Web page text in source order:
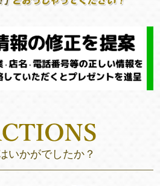
いかがでしたか？